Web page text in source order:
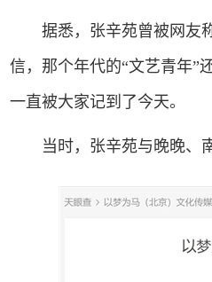
据悉，张辛苑曾被网友称
信，那个年代的“文艺青年”
一直被大家记到了今天。
当时，张辛苑与晚晚、南